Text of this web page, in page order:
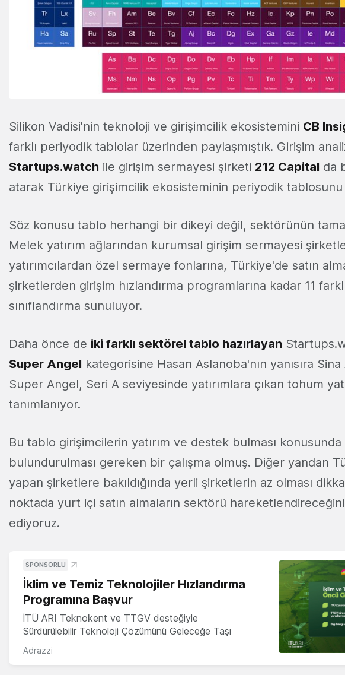
Silikon Vadisi'nin teknoloji ve girişimcilik ekosistemini CB
farklı periyodik tablolar üzerinden paylaşmıştık. Girişim
Startups.watch ile girişim sermayesi şirketi 212 Capital da
atarak Türkiye girişimcilik ekosisteminin periyodik tablosunu
Söz konusu tablo herhangi bir dikeyi değil, sektörünün
Melek yatırım ağlarından kurumsal girişim sermayesi
yatırımcılardan özel sermaye fonlarına, Türkiye'de satın
şirketlerden girişim hızlandırma programlarına kadar 11
sınıflandırma sunuluyor.
Daha önce de iki farklı sektörel tablo hazırlayan
Super Angel kategorisine Hasan Aslanoba'nın yanısıra
Super Angel, Seri A seviyesinde yatırımlara çıkan tohum
tanımlanıyor.
Bu tablo girişimcilerin yatırım ve destek bulması konusunda
bulundurulması gereken bir çalışma olmuş. Diğer yandan
yapan şirketlere bakıldığında yerli şirketlerin az olması
noktada yurt içi satın almaların sektörü
ediyoruz.
SPONSORLU
İklim ve Temiz Teknolojiler Hızlandırma
Programına Başvur
İTÜ ARI Teknokent ve TTGV desteğiyle
Sürdürülebilir Teknoloji Çözümünü Geleceğe Taşı
Adrazzi